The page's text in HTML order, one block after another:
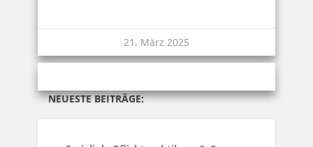
NEUESTE BEITRÄGE:
21. März 2025